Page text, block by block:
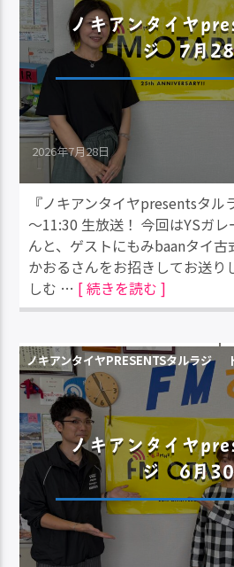
ノキアンタイヤ
ジ 7月
2026年7月28日
『ノキアンタイヤpresentsタル
～11:30 生放送！ 今回はYSガ
んと、ゲストにもみbaanタイ
かおるさんをお招きしてお送り
しむ … [ 続きを読む ]
ノキアンタイヤPRESENTSタルラジ
ノキアンタイヤ
ジ 6月